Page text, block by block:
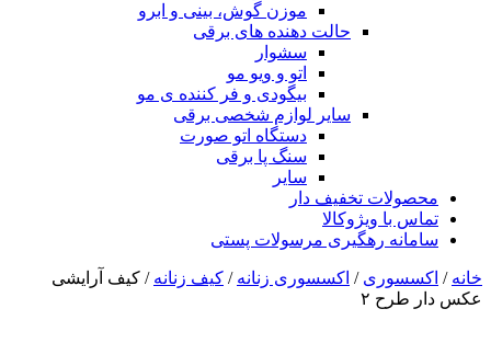
موزن گوش، بینی و ابرو
حالت دهنده های برقی
سشوار
اتو و ویو مو
بیگودی و فر کننده ی مو
سایر لوازم شخصی برقی
دستگاه اتو صورت
سنگ پا برقی
سایر
محصولات تخفیف دار
تماس با ویژوکالا
سامانه رهگیری مرسولات پستی
خانه / اکسسوری / اکسسوری زنانه / کیف زنانه / کیف آرایشی
عکس دار طرح ۲